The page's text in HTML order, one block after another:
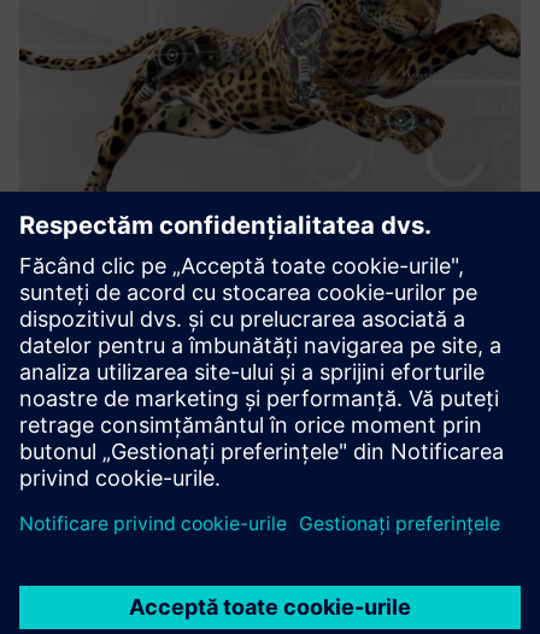
Uptime HARVEST
Soluții digitale pentru - Detectarea degradării și deteriorării
performanței și declanșarea comenzii pentru inspecție,
întreținere sau reparații pentru a preveni o defecțiune în
timpul funcționării - Furnizarea de informații de di...
Aflați mai multe